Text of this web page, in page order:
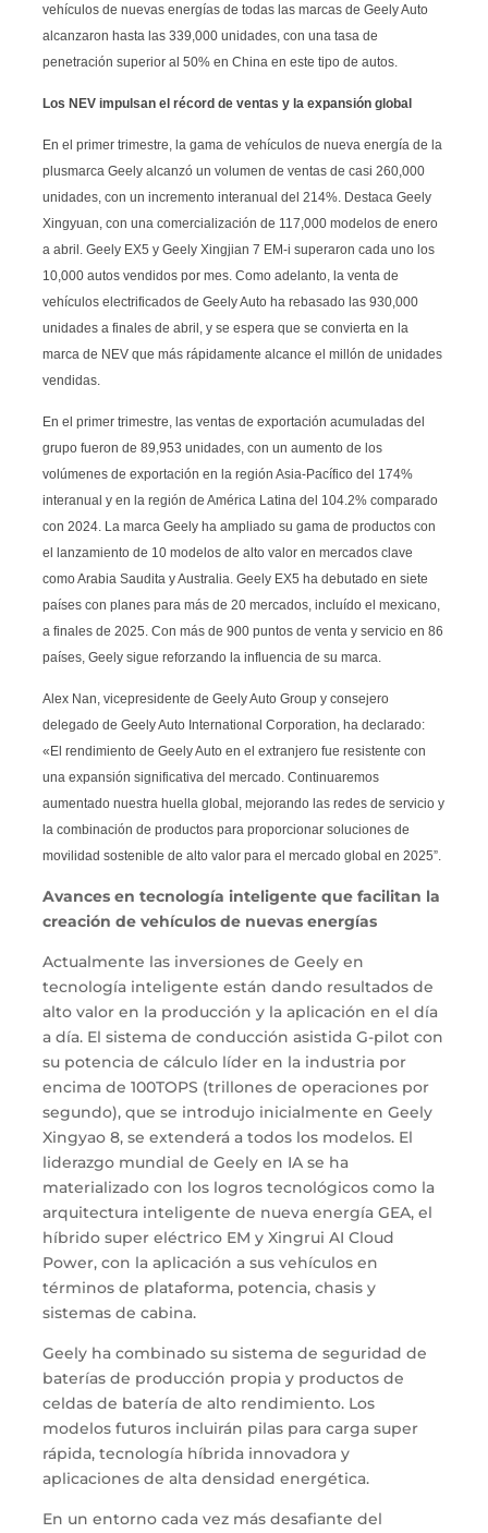
vehículos de nuevas energías de todas las marcas de Geely Auto
alcanzaron hasta las 339,000 unidades, con una tasa de
penetración superior al 50% en China en este tipo de autos.
Los NEV impulsan el récord de ventas y la expansión global
En el primer trimestre, la gama de vehículos de nueva energía de la
plusmarca Geely alcanzó un volumen de ventas de casi 260,000
unidades, con un incremento interanual del 214%. Destaca Geely
Xingyuan, con una comercialización de 117,000 modelos de enero
a abril. Geely EX5 y Geely Xingjian 7 EM-i superaron cada uno los
10,000 autos vendidos por mes. Como adelanto, la venta de
vehículos electrificados de Geely Auto ha rebasado las 930,000
unidades a finales de abril, y se espera que se convierta en la
marca de NEV que más rápidamente alcance el millón de unidades
vendidas.
En el primer trimestre, las ventas de exportación acumuladas del
grupo fueron de 89,953 unidades, con un aumento de los
volúmenes de exportación en la región Asia-Pacífico del 174%
interanual y en la región de América Latina del 104.2% comparado
con 2024. La marca Geely ha ampliado su gama de productos con
el lanzamiento de 10 modelos de alto valor en mercados clave
como Arabia Saudita y Australia. Geely EX5 ha debutado en siete
países con planes para más de 20 mercados, incluído el mexicano,
a finales de 2025. Con más de 900 puntos de venta y servicio en 86
países, Geely sigue reforzando la influencia de su marca.
Alex Nan, vicepresidente de Geely Auto Group y consejero
delegado de Geely Auto International Corporation, ha declarado:
«El rendimiento de Geely Auto en el extranjero fue resistente con
una expansión significativa del mercado. Continuaremos
aumentado nuestra huella global, mejorando las redes de servicio y
la combinación de productos para proporcionar soluciones de
movilidad sostenible de alto valor para el mercado global en 2025”.
Avances en tecnología inteligente que facilitan la
creación de vehículos de nuevas energías
Actualmente las inversiones de Geely en
tecnología inteligente están dando resultados de
alto valor en la producción y la aplicación en el día
a día. El sistema de conducción asistida G-pilot con
su potencia de cálculo líder en la industria por
encima de 100TOPS (trillones de operaciones por
segundo), que se introdujo inicialmente en Geely
Xingyao 8, se extenderá a todos los modelos. El
liderazgo mundial de Geely en IA se ha
materializado con los logros tecnológicos como la
arquitectura inteligente de nueva energía GEA, el
híbrido super eléctrico EM y Xingrui AI Cloud
Power, con la aplicación a sus vehículos en
términos de plataforma, potencia, chasis y
sistemas de cabina.
Geely ha combinado su sistema de seguridad de
baterías de producción propia y productos de
celdas de batería de alto rendimiento. Los
modelos futuros incluirán pilas para carga super
rápida, tecnología híbrida innovadora y
aplicaciones de alta densidad energética.
En un entorno cada vez más desafiante del